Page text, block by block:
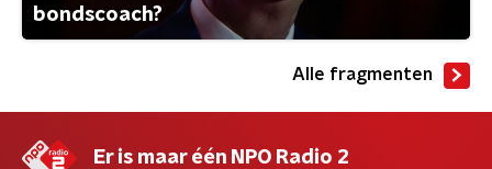
bondscoach?
Alle fragmenten
Er is maar één NPO Radio 2